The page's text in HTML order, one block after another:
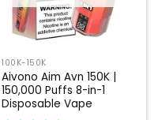
100K-150K
Aivono Aim Avn 150K |
150,000 Puffs 8-in-1
Disposable Vape